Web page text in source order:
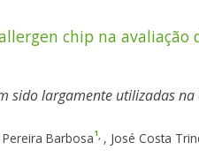
chip na
sido largamente utilizadas
Barbosa1, , José Costa